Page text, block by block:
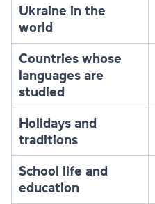
Ukraine in the
world
Countries whose
languages are
studied
Holidays and
traditions
School life and
education